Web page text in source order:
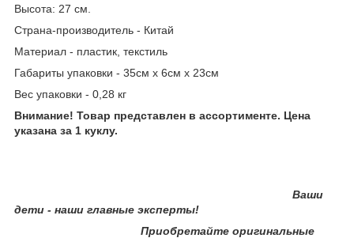
Высота: 27 см.
Страна-производитель - Китай
Материал - пластик, текстиль
Габариты упаковки - 35см x 6см x 23см
Вес упаковки - 0,28 кг
Внимание! Товар представлен в ассортименте. Цена
указана за 1 куклу.
Ваши
дети - наши главные эксперты!
Приобретайте оригинальные